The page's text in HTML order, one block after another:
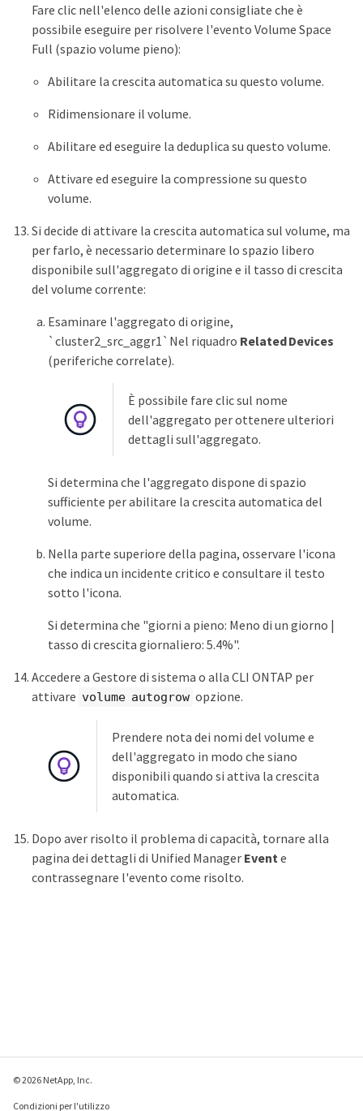
Fare clic nell'elenco delle azioni consigliate che è
possibile eseguire per risolvere l'evento Volume Space
Full (spazio volume pieno):
Abilitare la crescita automatica su questo volume.
Ridimensionare il volume.
Abilitare ed eseguire la deduplica su questo volume.
Attivare ed eseguire la compressione su questo
volume.
Si decide di attivare la crescita automatica sul volume, ma
per farlo, è necessario determinare lo spazio libero
disponibile sull'aggregato di origine e il tasso di crescita
del volume corrente:
Esaminare l'aggregato di origine,
`cluster2_src_aggr1`Nel riquadro Related Devices
(periferiche correlate).
È possibile fare clic sul nome
dell'aggregato per ottenere ulteriori
dettagli sull'aggregato.
Si determina che l'aggregato dispone di spazio
sufficiente per abilitare la crescita automatica del
volume.
Nella parte superiore della pagina, osservare l'icona
che indica un incidente critico e consultare il testo
sotto l'icona.
Si determina che "giorni a pieno: Meno di un giorno |
tasso di crescita giornaliero: 5.4%".
Accedere a Gestore di sistema o alla CLI ONTAP per
attivare volume autogrow opzione.
Prendere nota dei nomi del volume e
dell'aggregato in modo che siano
disponibili quando si attiva la crescita
automatica.
Dopo aver risolto il problema di capacità, tornare alla
pagina dei dettagli di Unified Manager Evente
contrassegnare l'evento come risolto.
© 2026 NetApp, Inc.
Condizioni per l'utilizzo